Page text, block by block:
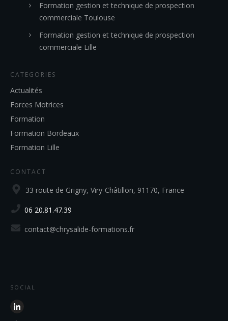
Formation gestion et technique de prospection
commerciale Toulouse
Formation gestion et technique de prospection
commerciale Lille
CATEGORIES
Actualités
Forces Motrices
Formation
Formation Bordeaux
Formation Lille
CONTACT
33 route de Grigny, Viry-Châtillon, 91170, France
06 20.81.47.39
contact@chrysalide-formations.fr
SOCIAL